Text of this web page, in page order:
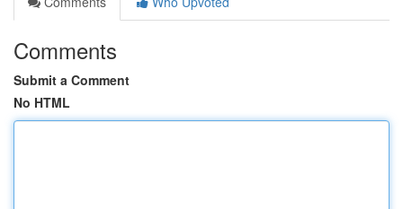
Comments
Submit a Comment
No HTML